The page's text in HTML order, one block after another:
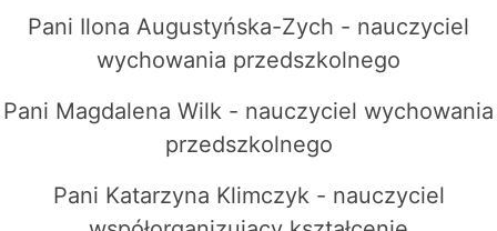
Pani Ilona Augustyńska-Zych - nauczyciel
wychowania przedszkolnego
Pani Magdalena Wilk - nauczyciel wychowania
przedszkolnego
Pani Katarzyna Klimczyk - nauczyciel